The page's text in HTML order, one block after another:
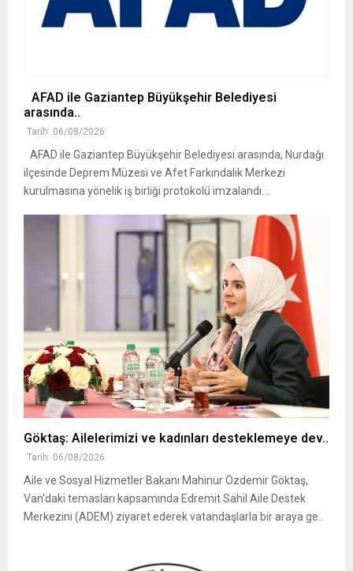
AFAD ile Gaziantep Büyükşehir Belediyesi
arasında..
Tarih: 06/08/2026
AFAD ile Gaziantep Büyükşehir Belediyesi arasında, Nurdağı
ilçesinde Deprem Müzesi ve Afet Farkındalık Merkezi
kurulmasına yönelik iş birliği protokolü imzalandı. ..
Göktaş: Ailelerimizi ve kadınları desteklemeye dev..
Tarih: 06/08/2026
Aile ve Sosyal Hizmetler Bakanı Mahinur Özdemir Göktaş,
Van'daki temasları kapsamında Edremit Sahil Aile Destek
Merkezini (ADEM) ziyaret ederek vatandaşlarla bir araya ge..